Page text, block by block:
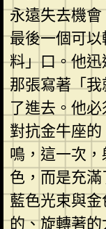
永遠失去機
最後一個可
料」口。他
那張寫著「
了進去。他
對抗金牛座
鳴，這一次
色，而是充
藍色光束與
的、旋轉著